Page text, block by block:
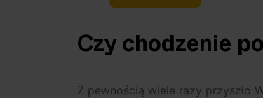
Czy chodzenie
Z pewnością wiele razy przyszło